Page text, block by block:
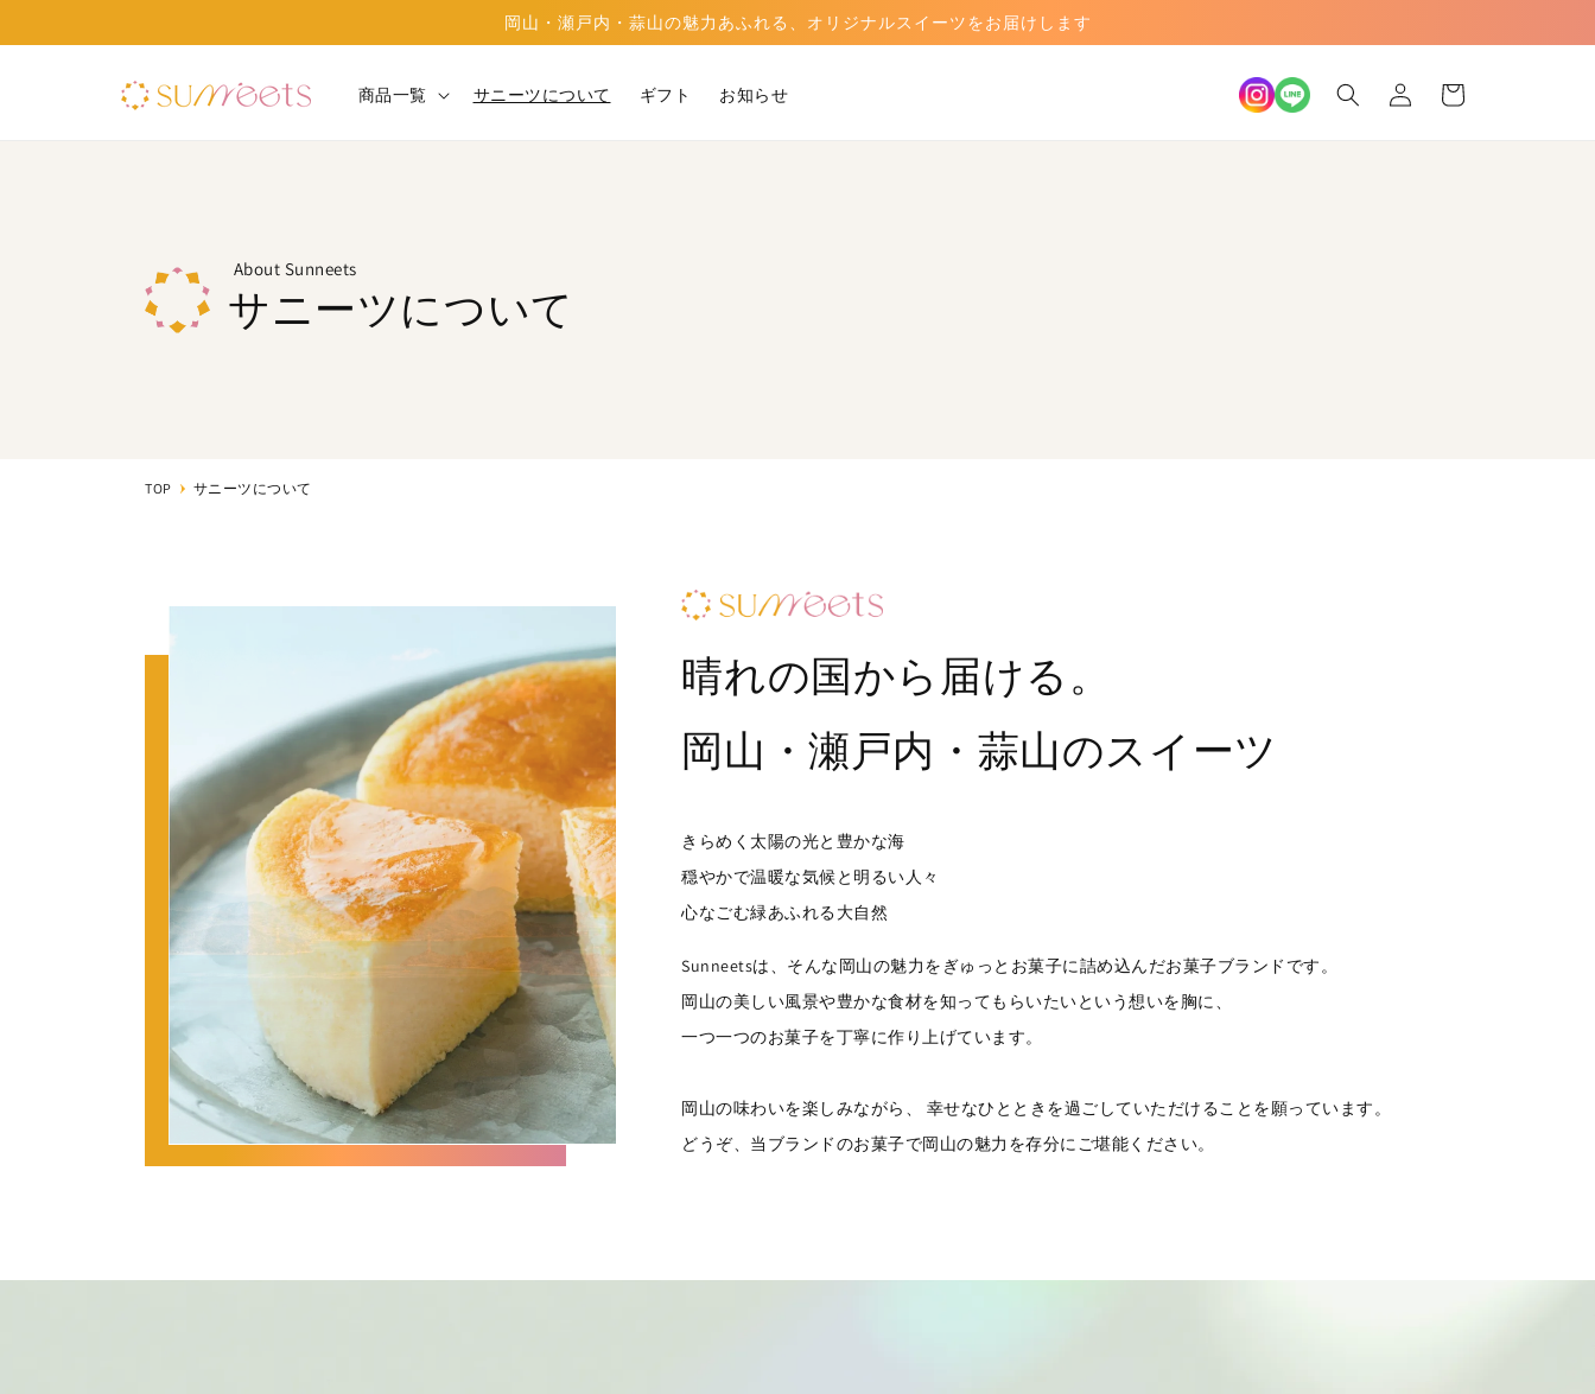
岡山・瀬戸内・蒜山の魅力あふれる、オリジナルスイーツをお届けします
商品一覧 サニーツについて ギフト お知らせ
グ
イ
ー
ト
About Sunneets
サニーツについて
TOP サニーツについて
晴れの国から届ける。
岡山・瀬戸内・蒜山のスイーツ
きらめく太陽の光と豊かな海
穏やかで温暖な気候と明るい人々
心なごむ緑あふれる大自然
Sunneetsは、そんな岡山の魅力をぎゅっとお菓子に詰め込んだお菓子ブランドです。
岡山の美しい風景や豊かな食材を知ってもらいたいという想いを胸に、
一つ一つのお菓子を丁寧に作り上げています。
岡山の味わいを楽しみながら、 幸せなひとときを過ごしていただけることを願っています。
どうぞ、当ブランドのお菓子で岡山の魅力を存分にご堪能ください。